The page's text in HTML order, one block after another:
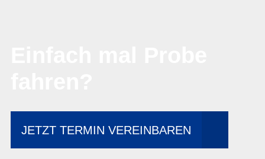
JETZT TERMIN VEREINBAREN